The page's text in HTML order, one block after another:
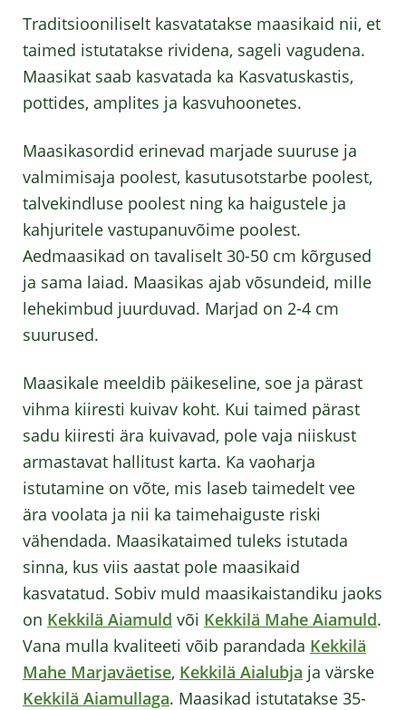
Traditsiooniliselt kasvatatakse maasikaid nii, et
taimed istutatakse rividena, sageli vagudena.
Maasikat saab kasvatada ka Kasvatuskastis,
pottides, amplites ja kasvuhoonetes.
Maasikasordid erinevad marjade suuruse ja
valmimisaja poolest, kasutusotstarbe poolest,
talvekindluse poolest ning ka haigustele ja
kahjuritele vastupanuvõime poolest.
Aedmaasikad on tavaliselt 30-50 cm kõrgused
ja sama laiad. Maasikas ajab võsundeid, mille
lehekimbud juurduvad. Marjad on 2-4 cm
suurused.
Maasikale meeldib päikeseline, soe ja pärast
vihma kiiresti kuivav koht. Kui taimed pärast
sadu kiiresti ära kuivavad, pole vaja niiskust
armastavat hallitust karta. Ka vaoharja
istutamine on võte, mis laseb taimedelt vee
ära voolata ja nii ka taimehaiguste riski
vähendada. Maasikataimed tuleks istutada
sinna, kus viis aastat pole maasikaid
kasvatatud. Sobiv muld maasikaistandiku jaoks
on Kekkilä Aiamuld või Kekkilä Mahe Aiamuld.
Vana mulla kvaliteeti võib parandada Kekkilä
Mahe Marjaväetise, Kekkilä Aialubja ja värske
Kekkilä Aiamullaga. Maasikad istutatakse 35-